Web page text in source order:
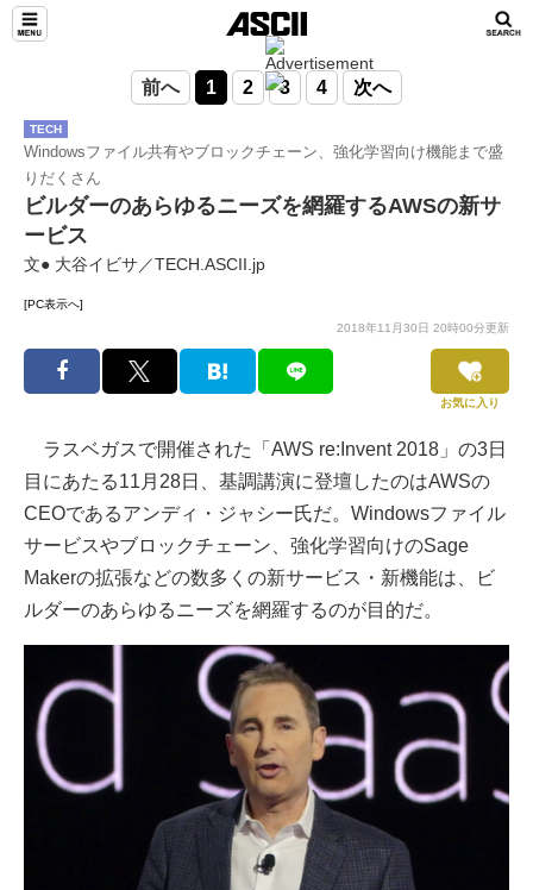
前へ 1 2 3 4 次へ
TECH
Windowsファイル共有やブロックチェーン、強化学習向け機能まで盛
りだくさん
ビルダーのあらゆるニーズを網羅するAWSの新サ
ービス
文● 大谷イビサ／TECH.ASCII.jp
[PC表示へ]
2018年11月30日 20時00分更新
お気に入り
ラスベガスで開催された「AWS re:Invent 2018」の3日
目にあたる11月28日、基調講演に登壇したのはAWSの
CEOであるアンディ・ジャシー氏だ。Windowsファイル
サービスやブロックチェーン、強化学習向けのSage
Makerの拡張などの数多くの新サービス・新機能は、ビ
ルダーのあらゆるニーズを網羅するのが目的だ。